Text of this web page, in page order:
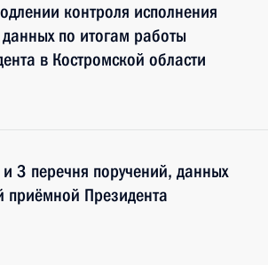
контроля исполнения
по итогам работы
в Костромской области
3 перечня поручений, данных
приёмной Президента